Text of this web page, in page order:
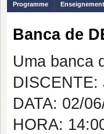
Programme
Enseignement
Banca de
Uma banca
DISCENTE:
DATA: 02/
HORA: